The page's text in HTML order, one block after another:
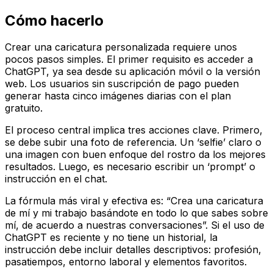
Cómo hacerlo
Crear una caricatura personalizada requiere unos
pocos pasos simples. El primer requisito es acceder a
ChatGPT, ya sea desde su aplicación móvil o la versión
web. Los usuarios sin suscripción de pago pueden
generar hasta cinco imágenes diarias con el plan
gratuito.
El proceso central implica tres acciones clave. Primero,
se debe subir una foto de referencia. Un ‘selfie’ claro o
una imagen con buen enfoque del rostro da los mejores
resultados. Luego, es necesario escribir un ‘prompt’ o
instrucción en el chat.
La fórmula más viral y efectiva es: “Crea una caricatura
de mí y mi trabajo basándote en todo lo que sabes sobre
mí, de acuerdo a nuestras conversaciones”. Si el uso de
ChatGPT es reciente y no tiene un historial, la
instrucción debe incluir detalles descriptivos: profesión,
pasatiempos, entorno laboral y elementos favoritos.